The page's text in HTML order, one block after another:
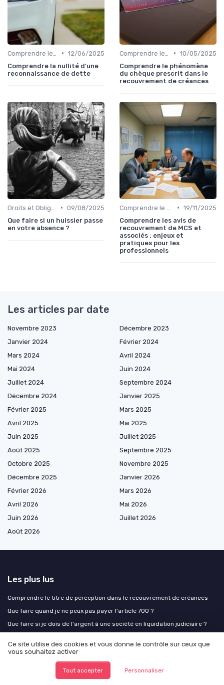
• 12/06/2025
Comprendre la nullité d'une
reconnaissance de dette
• 10/05/2025
Comprendre le phénomène
du chèque prescrit dans le
recouvrement de créances
• 09/08/2025
Que faire si un huissier passe
en votre absence ?
• 19/11/2025
Comprendre les avis de
recouvrement de MCS et
associés : enjeux et
pratiques pour les
professionnels
Les articles par date
Novembre 2023
Décembre 2023
Janvier 2024
Février 2024
Mars 2024
Avril 2024
Mai 2024
Juin 2024
Juillet 2024
Septembre 2024
Décembre 2024
Janvier 2025
Février 2025
Mars 2025
Avril 2025
Mai 2025
Juin 2025
Juillet 2025
Août 2025
Septembre 2025
Octobre 2025
Novembre 2025
Décembre 2025
Janvier 2026
Février 2026
Mars 2026
Avril 2026
Mai 2026
Juin 2026
Juillet 2026
Août 2026
Les plus lus
Comprendre le titre de perception dans le recouvrement de créances
Que faire quand je ne peux pas payer l'article 700 ?
Que faire si je dois de l'argent à une société en liquidation judiciaire ?
conseils et forums
Ce site utilise des cookies et vous donne le contrôle sur ceux que
vous souhaitez activer
Tout accepter Personnaliser